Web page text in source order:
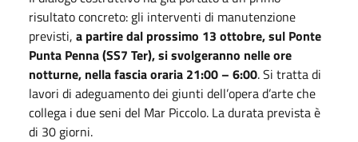
risultato concreto: gli interventi di manutenzione
previsti, a partire dal prossimo 13 ottobre, sul Ponte
Punta Penna (SS7 Ter), si svolgeranno nelle ore
notturne, nella fascia oraria 21:00 – 6:00. Si tratta di
lavori di adeguamento dei giunti dell’opera d’arte che
collega i due seni del Mar Piccolo. La durata prevista è
di 30 giorni.